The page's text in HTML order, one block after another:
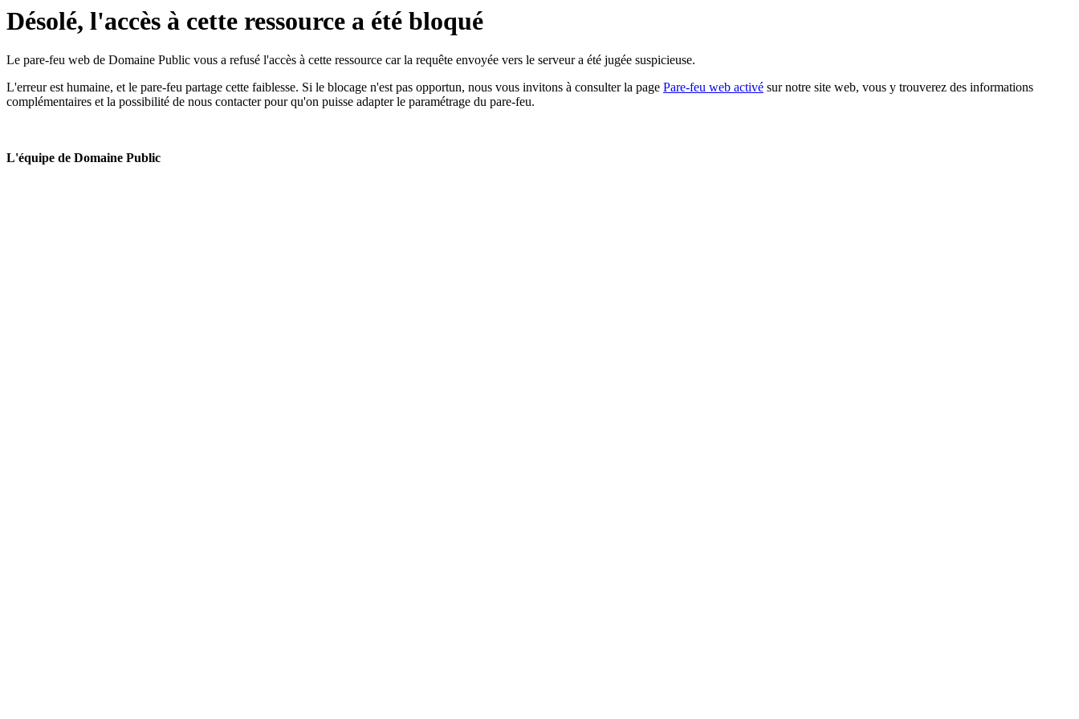
Désolé, l'accès à cette ressource a été bloqué
Le pare-feu web de Domaine Public vous a refusé l'accès à cette ressource car la requête envoyée vers le serveur a été jugée suspicieuse.
L'erreur est humaine, et le pare-feu partage cette faiblesse. Si le blocage n'est pas opportun, nous vous invitons à consulter la page Pare-feu web activé sur notre site web, vous y trouverez des informations
complémentaires et la possibilité de nous contacter pour qu'on puisse adapter le paramétrage du pare-feu.
L'équipe de Domaine Public